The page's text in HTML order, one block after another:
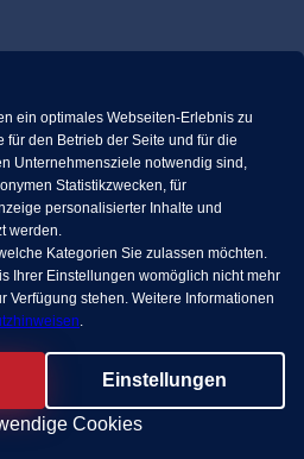
KI Chat
ein optimales Webseiten-Erlebnis zu
den Betrieb der Seite und für die
Unternehmensziele notwendig sind,
Statistikzwecken, für
personalisierter Inhalte und
werden.
Kategorien Sie zulassen möchten.
Ihrer Einstellungen womöglich nicht mehr
Verfügung stehen. Weitere Informationen
.
Einstellungen
Cookies